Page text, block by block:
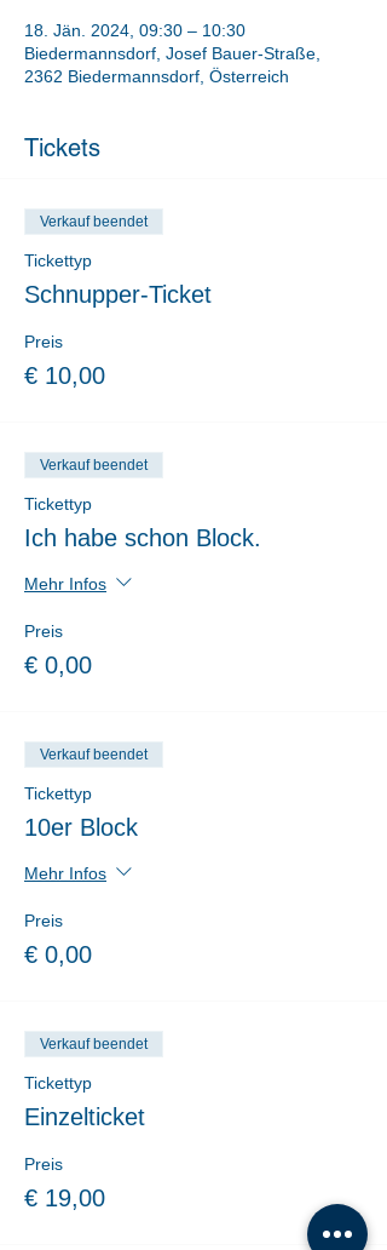
18. Jän. 2024, 09:30 – 10:30
Biedermannsdorf, Josef Bauer-Straße,
2362 Biedermannsdorf, Österreich
Tickets
Verkauf beendet
Tickettyp
Schnupper-Ticket
Preis
€ 10,00
Verkauf beendet
Tickettyp
Ich habe schon Block.
Mehr Infos
Preis
€ 0,00
Verkauf beendet
Tickettyp
10er Block
Mehr Infos
Preis
€ 0,00
Verkauf beendet
Tickettyp
Einzelticket
Preis
€ 19,00